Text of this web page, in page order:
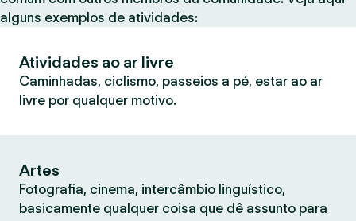
alguns exemplos de atividades:
Atividades ao ar livre
Caminhadas, ciclismo, passeios a pé, estar ao ar
livre por qualquer motivo.
Artes
Fotografia, cinema, intercâmbio linguístico,
basicamente qualquer coisa que dê assunto para